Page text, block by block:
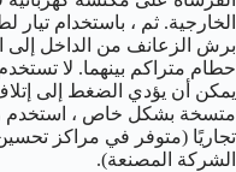
الخارجية. ثم ، باستخدام
برش الزعانف من الداخل إلى
حطام متراكم بينهما. لا
يمكن أن يؤدي الضغط إلى
متسخة بشكل خاص ، استخدم
تجاريًا (متوفر في مراكز تحسين
الشركة المصنعة).